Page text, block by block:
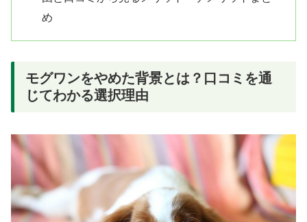
め
モグワンをやめた背景とは？口コミを通
じてわかる選択理由